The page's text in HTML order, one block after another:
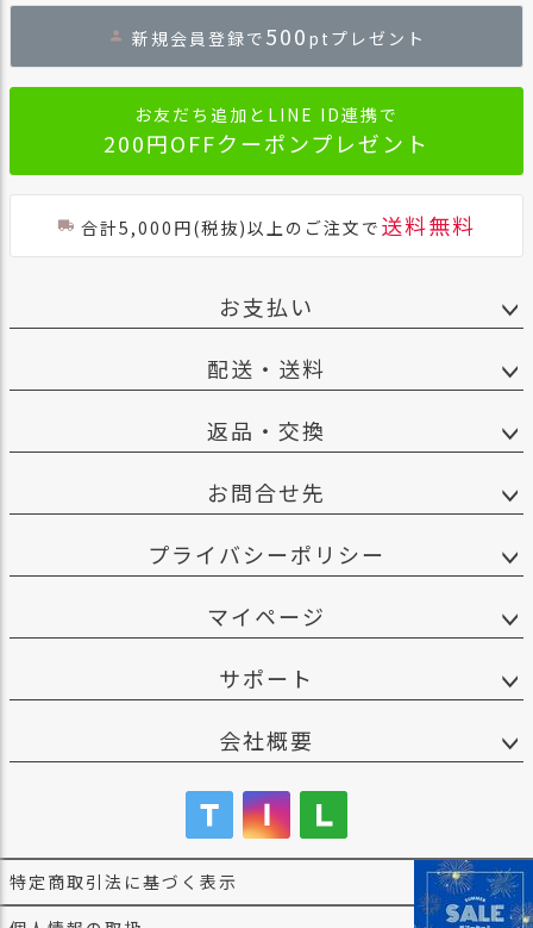
ジト
へ
新規会員登録で 500 ptプレゼント
お友だち追加とLINE ID連携で
200円OFFクーポンプレゼント
合計5,000円(税抜)以上のご注文で 送料無料
お支払い
配送・送料
返品・交換
お問合せ先
プライバシーポリシー
マイページ
サポート
会社概要
特定商取引法に基づく表示